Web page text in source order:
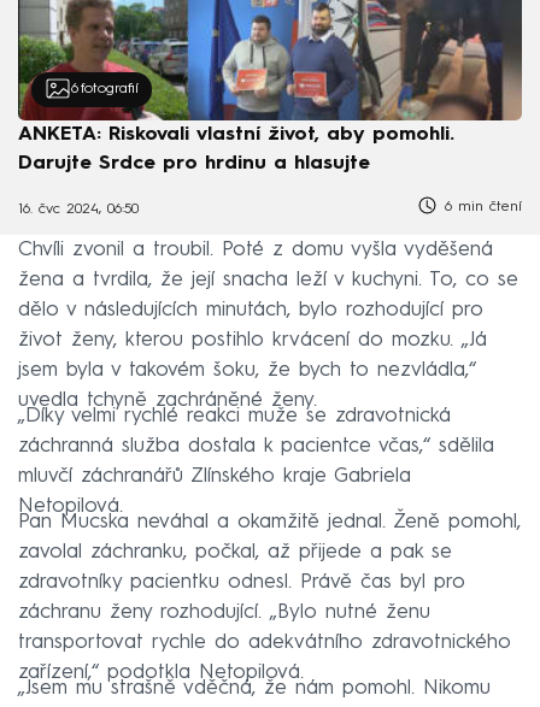
6 fotografií
ANKETA: Riskovali vlastní život, aby pomohli.
Darujte Srdce pro hrdinu a hlasujte
16. čvc 2024, 06:50 6 min čtení
Chvíli zvonil a troubil. Poté z domu vyšla vyděšená
žena a tvrdila, že její snacha leží v kuchyni. To, co se
dělo v následujících minutách, bylo rozhodující pro
život ženy, kterou postihlo krvácení do mozku. „Já
jsem byla v takovém šoku, že bych to nezvládla,“
uvedla tchyně zachráněné ženy.
„Díky velmi rychlé reakci muže se zdravotnická
záchranná služba dostala k pacientce včas,“ sdělila
mluvčí záchranářů Zlínského kraje Gabriela
Netopilová.
Pan Mucska neváhal a okamžitě jednal. Ženě pomohl,
zavolal záchranku, počkal, až přijede a pak se
zdravotníky pacientku odnesl. Právě čas byl pro
záchranu ženy rozhodující. „Bylo nutné ženu
transportovat rychle do adekvátního zdravotnického
zařízení,“ podotkla Netopilová.
„Jsem mu strašně vděčná, že nám pomohl. Nikomu